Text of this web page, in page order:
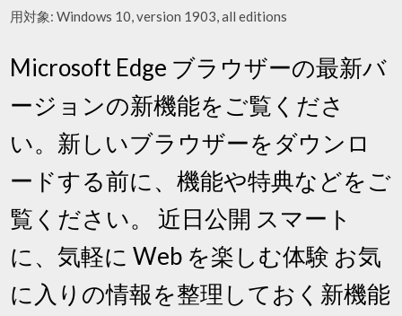
用対象: Windows 10, version 1903, all editions
Microsoft Edge ブラウザーの最新バ
ージョンの新機能をご覧くださ
い。新しいブラウザーをダウンロ
ードする前に、機能や特典などをご
覧ください。 近日公開 スマート
に、気軽に Web を楽しむ体験 お気
に入りの情報を整理しておく新機能